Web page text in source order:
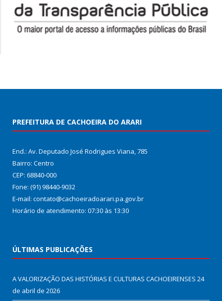
PREFEITURA DE CACHOEIRA DO ARARI
End.: Av. Deputado José Rodrigues Viana, 785
Bairro: Centro
CEP: 68840-000
Fone: (91) 98440-9032
E-mail: contato@cachoeiradoarari.pa.gov.br
Horário de atendimento: 07:30 às 13:30
ÚLTIMAS PUBLICAÇÕES
A VALORIZAÇÃO DAS HISTÓRIAS E CULTURAS CACHOEIRENSES 24
de abril de 2026